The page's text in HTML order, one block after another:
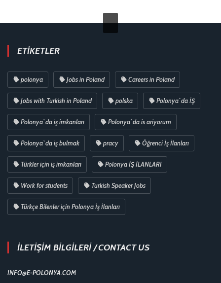
ETIKETLER
polonya Jobs in Poland Careers in Poland
Jobs with Turkish in Poland polska Polonya`da İŞ
Polonya`da iş imkanları Polonya`da is ariyorum
Polonya`da iş bulmak pracy Öğrenci İş İlanları
Türkler için iş imkanları Polonya İŞ İLANLARI
Work for students Turkish Speaker Jobs
Türkçe Bilenler için Polonya İş İlanları
İLETİŞİM BİLGİLERİ / CONTACT US
INFO@E-POLONYA.COM